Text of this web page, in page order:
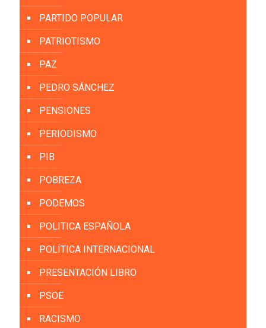
PARTIDO POPULAR
PATRIOTISMO
PAZ
PEDRO SÁNCHEZ
PENSIONES
PERIODISMO
PIB
POBREZA
PODEMOS
POLITICA ESPAÑOLA
POLÍTICA INTERNACIONAL
PRESENTACIÓN LIBRO
PSOE
RACISMO